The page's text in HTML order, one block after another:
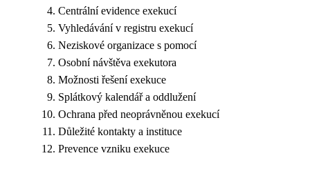
Centrální evidence exekucí
Vyhledávání v registru exekucí
Neziskové organizace s pomocí
Osobní návštěva exekutora
Možnosti řešení exekuce
Splátkový kalendář a oddlužení
Ochrana před neoprávněnou exekucí
Důležité kontakty a instituce
Prevence vzniku exekuce